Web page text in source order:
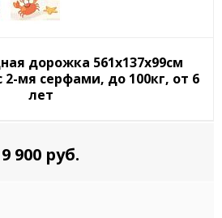
дорожка 561х137х99см
2-мя серфами, до 100кг, от 6
лет
9 900 руб.